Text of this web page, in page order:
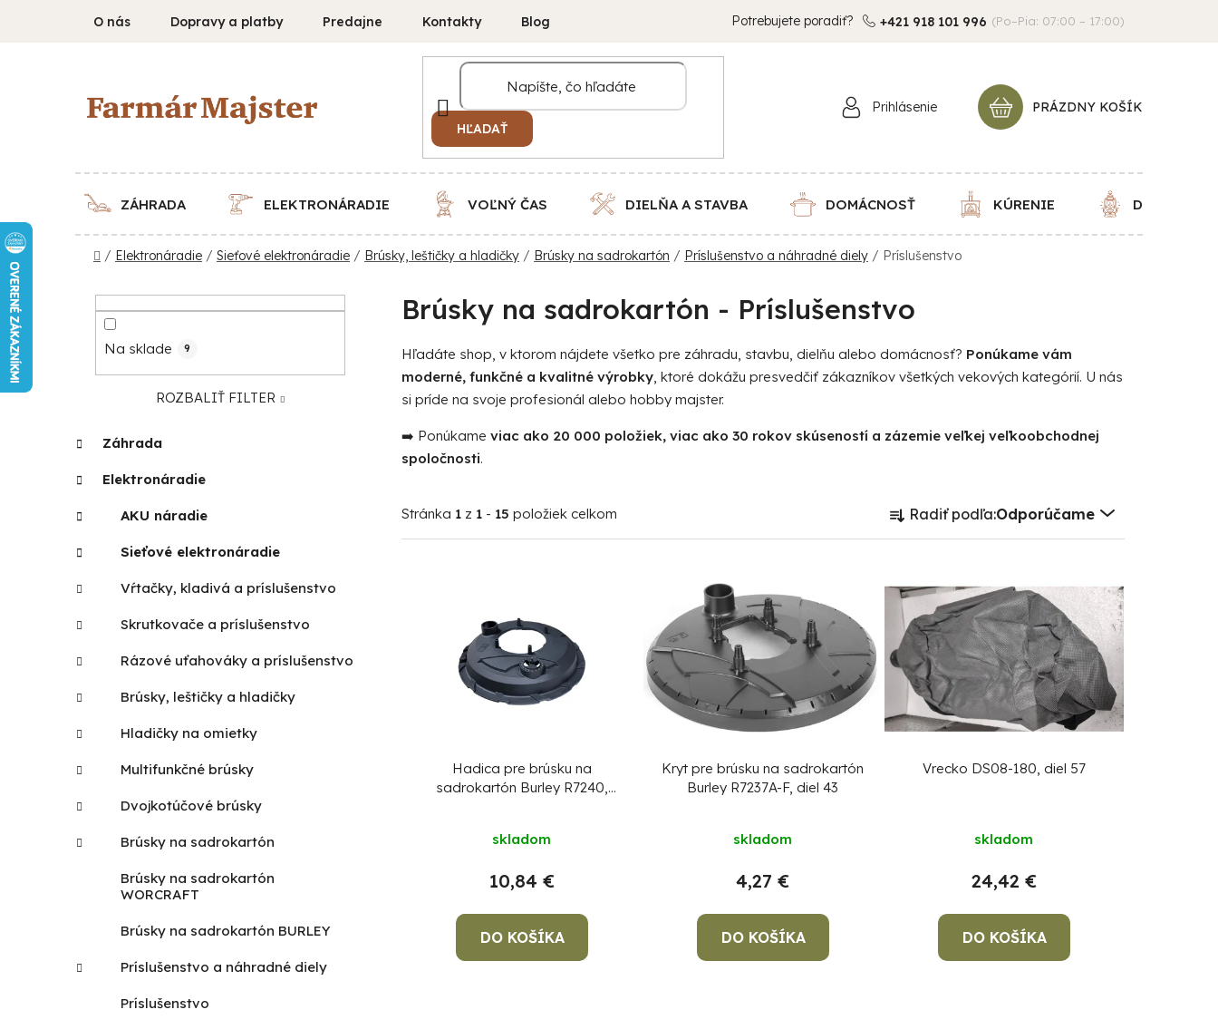
O nás Dopravy a platby Predajne Kontakty Blog Potrebujete poradiť? +421 918 101 996 (Po–Pia: 07:00 – 17:00)
HĽADAŤ
Prihlásenie
NÁKUPNÝ
KOŠÍK
PRÁZDNY KOŠÍK
ZÁHRADA ELEKTRONÁRADIE VOĽNÝ ČAS DIELŇA A STAVBA DOMÁCNOSŤ KÚRENIE DEKORÁCIE
Domov
/ Elektronáradie / Sieťové elektronáradie / Brúsky, leštičky a hladičky / Brúsky na sadrokartón / Príslušenstvo a náhradné diely / Príslušenstvo
a
n
e
Na sklade 9
ROZBALIŤ FILTER
kategórie
a
t
g
r
e
Záhrada
Elektronáradie
AKU náradie
Sieťové elektronáradie
Vŕtačky, kladivá a príslušenstvo
Skrutkovače a príslušenstvo
Rázové uťahováky a príslušenstvo
Brúsky, leštičky a hladičky
Hladičky na omietky
Multifunkčné brúsky
Dvojkotúčové brúsky
Brúsky na sadrokartón
Brúsky na sadrokartón
WORCRAFT
Brúsky na sadrokartón BURLEY
Príslušenstvo a náhradné diely
Príslušenstvo
Brúsky na sadrokartón - Príslušenstvo
Hľadáte shop, v ktorom nájdete všetko pre záhradu, stavbu, dielňu alebo domácnosť? Ponúkame vám
moderné, funkčné a kvalitné výrobky , ktoré dokážu presvedčiť zákazníkov všetkých vekových kategórií. U nás
si príde na svoje profesionál alebo hobby majster.
➡️ Ponúkame viac ako 20 000 položiek, viac ako 30 rokov skúseností a zázemie veľkej veľkoobchodnej
spoločnosti.
Stránka 1 z 1 - 15 položiek celkom
R
a
e
n
e
r
Radiť podľa:Odporúčame
Hadica pre brúsku na
sadrokartón Burley R7240,
skladom
10,84 €
DO KOŠÍKA
Kryt pre brúsku na sadrokartón
Burley R7237A-F, diel 43
skladom
4,27 €
DO KOŠÍKA
Vrecko DS08-180, diel 57
skladom
24,42 €
DO KOŠÍKA